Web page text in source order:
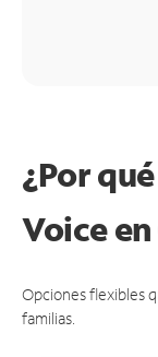
¿Por
Voice
Opciones flexibles
familias.